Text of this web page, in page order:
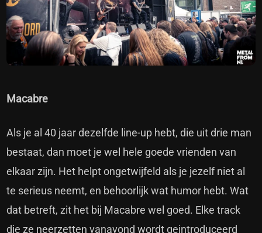
Macabre
Als je al 40 jaar dezelfde line-up hebt, die uit drie man
bestaat, dan moet je wel hele goede vrienden van
elkaar zijn. Het helpt ongetwijfeld als je jezelf niet al
te serieus neemt, en behoorlijk wat humor hebt. Wat
dat betreft, zit het bij Macabre wel goed. Elke track
die ze neerzetten vanavond wordt geintroduceerd